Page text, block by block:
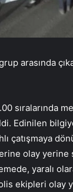
arasında
sıralarında
Edinilen
çatışmaya
olay yerine
yaralı
ekipleri olay